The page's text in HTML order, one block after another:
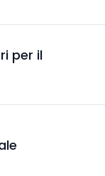
per il